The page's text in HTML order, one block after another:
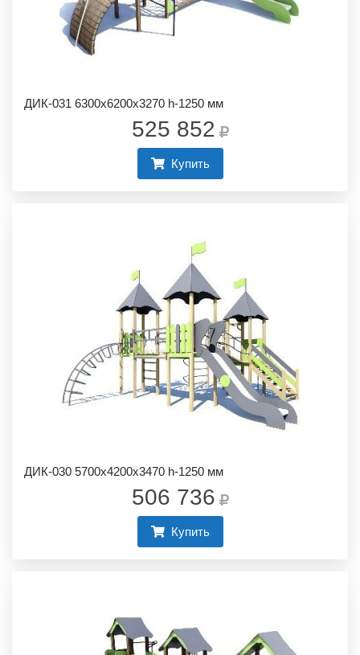
ДИК-031 6300х6200х3270 h-1250 мм
525 852
Купить
ДИК-030 5700х4200х3470 h-1250 мм
506 736
Купить